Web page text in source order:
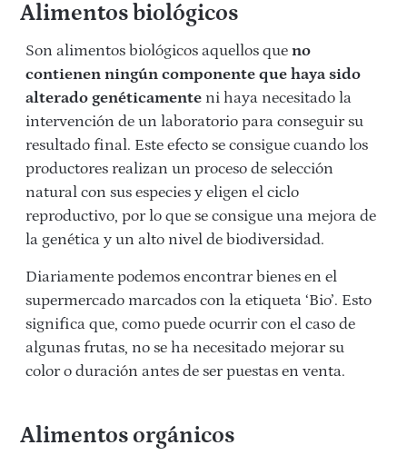
Alimentos biológicos
Son alimentos biológicos aquellos que no
contienen ningún componente que haya sido
alterado genéticamente ni haya necesitado la
intervención de un laboratorio para conseguir su
resultado final. Este efecto se consigue cuando los
productores realizan un proceso de selección
natural con sus especies y eligen el ciclo
reproductivo, por lo que se consigue una mejora de
la genética y un alto nivel de biodiversidad.
Diariamente podemos encontrar bienes en el
supermercado marcados con la etiqueta ‘Bio’. Esto
significa que, como puede ocurrir con el caso de
algunas frutas, no se ha necesitado mejorar su
color o duración antes de ser puestas en venta.
Alimentos orgánicos